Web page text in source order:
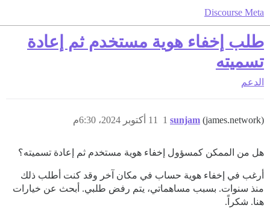
Discourse Meta
طلب إخفاء هوية مستخدم ثم إعادة
تسميته
الدعم
sunjam (james.network) 11 أكتوبر 2024، 6:30م 1
هل من الممكن كمسؤول إخفاء هوية مستخدم ثم إعادة تسميته؟
أرغب في إخفاء هوية حساب في مكان آخر وقد كنت أطلب ذلك
منذ سنوات. بسبب مساهماتي، يتم رفض طلبي. أبحث عن خيارات
هنا. شكراً.